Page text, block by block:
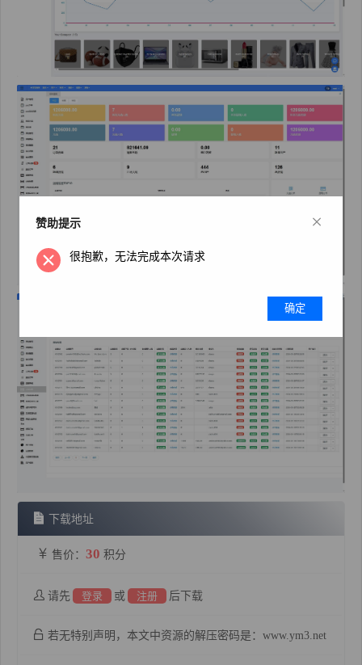
下载地址
售价： 30 积分
请先 登录 或 注册 后下载
若无特别声明，本文中资源的解压密码是：www.ym3.net
赞助提示 ×
很抱歉，无法完成本次请求
确定